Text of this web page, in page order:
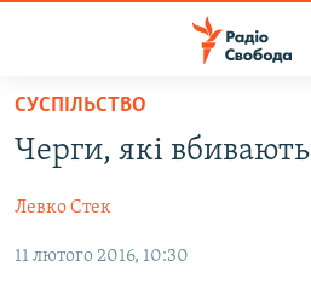
Перейти
основного
Перейти
до
РАДІО СВОБОДА – 70 РОКІВ
ВСЕ ЗА ДОБУ
СТАТТІ
ПОЛІТИКА
ВІЙНА
СУСПІЛЬСТВО
Черги, які вбивають
Левко Стек
11 лютого 2016, 10:30